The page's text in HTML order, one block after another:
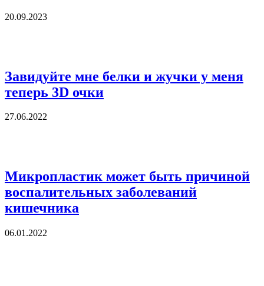
20.09.2023
Завидуйте мне белки и жучки у меня
теперь 3D очки
27.06.2022
Микропластик может быть причиной
воспалительных заболеваний
кишечника
06.01.2022